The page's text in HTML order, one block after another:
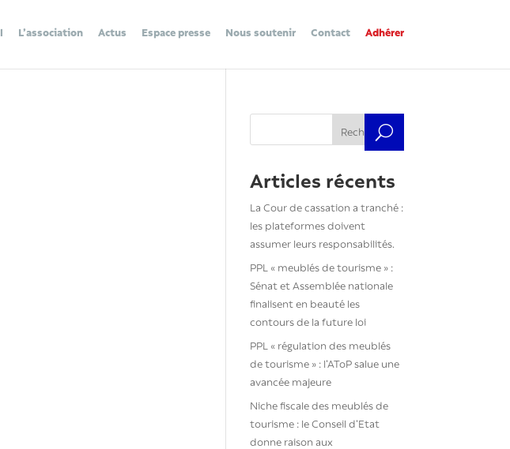
L’association Actus Espace presse Nous soutenir Contact Adhérer
Rechercher
Articles récents
La Cour de cassation a tranché :
les plateformes doivent
assumer leurs responsabilités.
PPL « meublés de tourisme » :
Sénat et Assemblée nationale
finalisent en beauté les
contours de la future loi
PPL « régulation des meublés
de tourisme » : l’AToP salue une
avancée majeure
Niche fiscale des meublés de
tourisme : le Conseil d’Etat
donne raison aux